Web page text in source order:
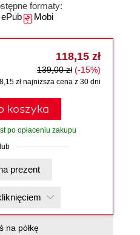
formaty:
Mobi
118,15 zł
139,00 zł (-15%)
zł najniższa cena z 30 dni
koszyka
po opłaceniu zakupu
lub
Kup na prezent
na półkę